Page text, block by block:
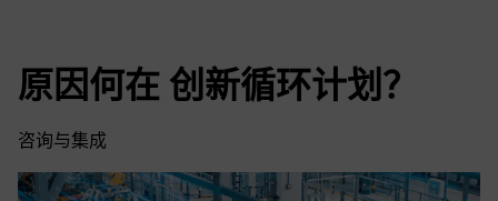
原因何在 创新循环计划？
咨询与集成